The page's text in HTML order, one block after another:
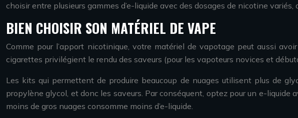
choisir entre plusieurs gammes d’e-liquide avec des dosages de nicotine
BIEN CHOISIR SON MATÉRIEL DE VAPE
Comme pour l’apport nicotinique, votre matériel de vapotage peut aussi
cigarettes privilégient le rendu des saveurs (pour les vapoteurs novices et
Les kits qui permettent de produire beaucoup de nuages utilisent plus de
propylène glycol, et donc les saveurs. Par conséquent, optez pour un e-
moins de gros nuages consomme moins d’e-liquide.